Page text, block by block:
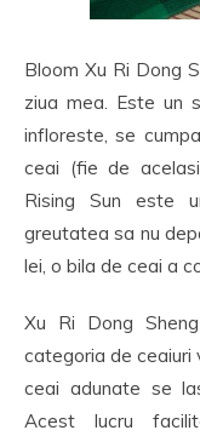
Bloom Xu Ri Dong
ziua mea. Este un
infloreste, se
ceai (fie de
Rising Sun este
greutatea sa nu
lei, o bila de ceai a
Xu Ri Dong
categoria de ceaiuri
ceai adunate se
Acest lucru